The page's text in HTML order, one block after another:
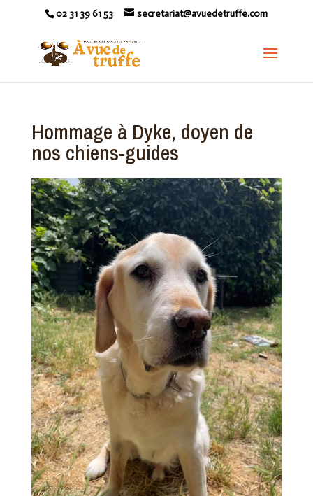
02 31 39 61 53 secretariat@avuedetruffe.com
Hommage à Dyke, doyen de
nos chiens-guides